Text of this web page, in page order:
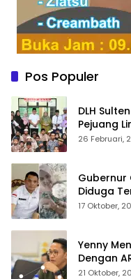
Pos Populer
DLH
Pejuang
26 Februari,
Gubernur Cudy : Dua
Diduga
Non Job
17 Oktober,
Yenny
21 Oktober,